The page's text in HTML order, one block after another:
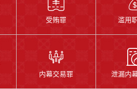
受贿罪 滥用
内幕交易罪 泄漏内